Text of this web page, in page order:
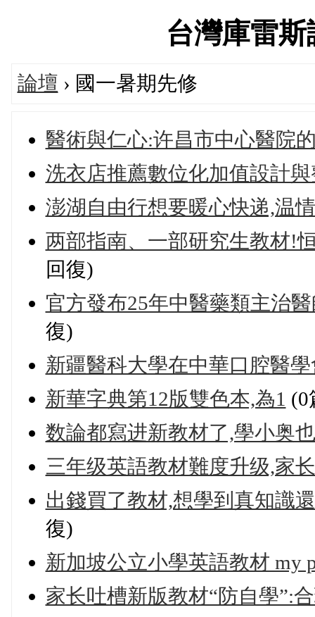
台灣庫雷
論壇 › 國一暑期先修
醫術與仁心:许昌市中心醫院
洗衣店推薦數位化加值設計
澎湖自由行想要暖心快递,温
两部指南、一部研究生教材!
回復)
官方發布25年中醫藥類主治
復)
新疆醫科大學在中華口腔醫
新華字典第12版雙色本,為1 (0
数論都寫进新教材了,學小奥
三年级英語教材難度升级,家
出錢買了教材,想學到真知識
復)
新加坡公立小學英語教材 my
家长吐槽新版教材“防自學”: